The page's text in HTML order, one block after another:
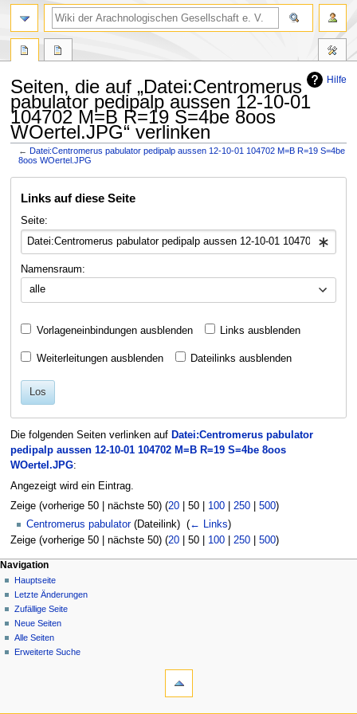
Hilfe
Seiten, die auf „Datei:Centromerus
pabulator pedipalp aussen 12-10-01
104702 M=B R=19 S=4be 8oos
WOertel.JPG“ verlinken
←Datei:Centromerus pabulator pedipalp aussen 12-10-01 104702 M=B R=19 S=4be
8oos WOertel.JPG
Navigation
Suche
Links auf diese Seite
Seite:
Namensraum:
alle
Vorlageneinbindungen ausblenden Links ausblenden
Weiterleitungen ausblenden Dateilinks ausblenden
Los
Die folgenden Seiten verlinken auf Datei:Centromerus pabulator
pedipalp aussen 12-10-01 104702 M=B R=19 S=4be 8oos
WOertel.JPG:
Angezeigt wird ein Eintrag.
Zeige (vorherige 50| nächste 50) (20| 50| 100| 250| 500)
Centromerus pabulator(Dateilink) ‎ (← Links)
Zeige (vorherige 50| nächste 50) (20| 50| 100| 250| 500)
Navigation
Hauptseite
Letzte Änderungen
Zufällige Seite
Neue Seiten
Alle Seiten
Erweiterte Suche